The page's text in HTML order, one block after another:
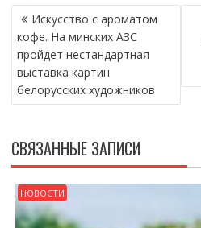
НАВИГАЦИЯ
ПО
ЗАПИСЯМ
Искусство с ароматом
кофе. На минских АЗС
пройдет нестандартная
выставка картин
белорусских художников
СВЯЗАННЫЕ ЗАПИСИ
НОВОСТИ